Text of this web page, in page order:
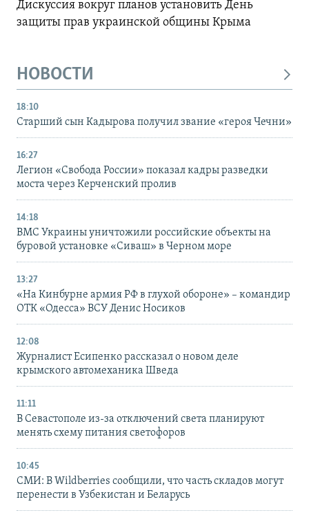
Дискуссия вокруг планов установить День
защиты прав украинской общины Крыма
НОВОСТИ
18:10
Старший сын Кадырова получил звание «героя Чечни»
16:27
Легион «Свобода России» показал кадры разведки
моста через Керченский пролив
14:18
ВМС Украины уничтожили российские объекты на
буровой установке «Сиваш» в Черном море
13:27
«На Кинбурне армия РФ в глухой обороне» – командир
ОТК «Одесса» ВСУ Денис Носиков
12:08
Журналист Есипенко рассказал о новом деле
крымского автомеханика Шведа
11:11
В Севастополе из-за отключений света планируют
менять схему питания светофоров
10:45
СМИ: В Wildberries сообщили, что часть складов могут
перенести в Узбекистан и Беларусь